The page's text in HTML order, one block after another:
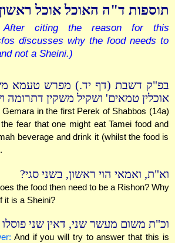
תוספות ד"ה האוכל אוכל
After citing the reason for this
discusses why the food needs to
not a Sheini.)
בפ"ק דשבת (דף יד.) מפרש טעמא
אוכלין טמאים' ושקיל משקין דתרומה
Gemara in the first Perek of Shabbos (14a)
fear that one might eat Tamei food and
beverage and drink it (whilst the food is
וא"ת, ואמאי הוי ראשון, בשני סגי?
the food then need to be a Rishon? Why
it is a Sheini?
וכ"ת משום מעשר שני, דאין שני פוסלו
And if you will try to answer that this is